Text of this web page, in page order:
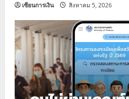
เซียนการเงิน สิงหาคม 5, 2026